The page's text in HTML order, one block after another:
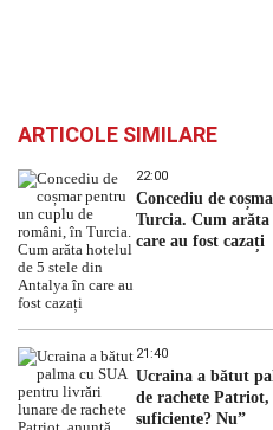
ARTICOLE SIMILARE
22:00
Concediu de
Turcia. Cum
care au fost cazați
21:40
Ucraina a bătut
de rachete
suficiente? Nu”